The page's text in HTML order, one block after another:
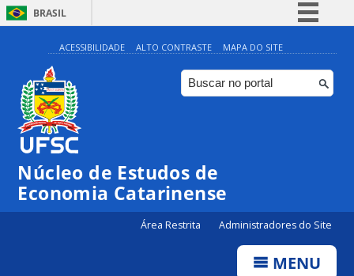
BRASIL
Simplifique!
Comunica BR
Participe
ACESSIBILIDADE ALTO CONTRASTE MAPA DO SITE
Núcleo de Estudos de
Economia Catarinense
Área Restrita Administradores do Site
MENU